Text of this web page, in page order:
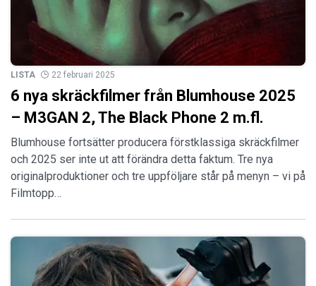
LISTA 22 februari 2025
6 nya skräckfilmer från Blumhouse 2025
– M3GAN 2, The Black Phone 2 m.fl.
Blumhouse fortsätter producera förstklassiga skräckfilmer
och 2025 ser inte ut att förändra detta faktum. Tre nya
originalproduktioner och tre uppföljare står på menyn – vi på
Filmtopp…